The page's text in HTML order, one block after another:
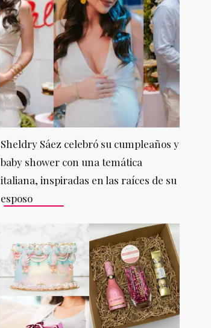
Sheldry Sáez celebró su cumpleaños y
baby shower con una temática
italiana, inspiradas en las raíces de su
esposo